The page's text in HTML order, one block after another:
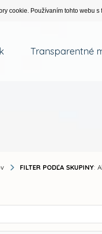
cookie. Používaním tohto webu s
Transparentné
FILTER PODĽA SKUPINY: